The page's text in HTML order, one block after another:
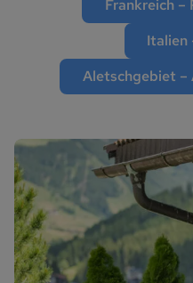
Frankreich –
Italien
Aletschgebiet